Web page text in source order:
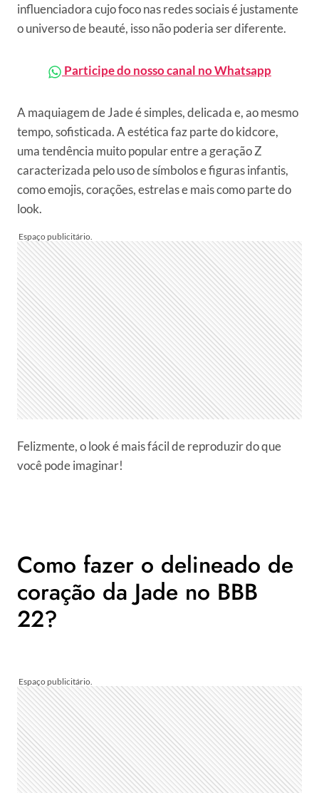
influenciadora cujo foco nas redes sociais é justamente
o universo de beauté, isso não poderia ser diferente.
Participe do nosso canal no Whatsapp
A maquiagem de Jade é simples, delicada e, ao mesmo
tempo, sofisticada. A estética faz parte do kidcore,
uma tendência muito popular entre a geração Z
caracterizada pelo uso de símbolos e figuras infantis,
como emojis, corações, estrelas e mais como parte do
look.
Felizmente, o look é mais fácil de reproduzir do que
você pode imaginar!
Como fazer o delineado de
coração da Jade no BBB
22?